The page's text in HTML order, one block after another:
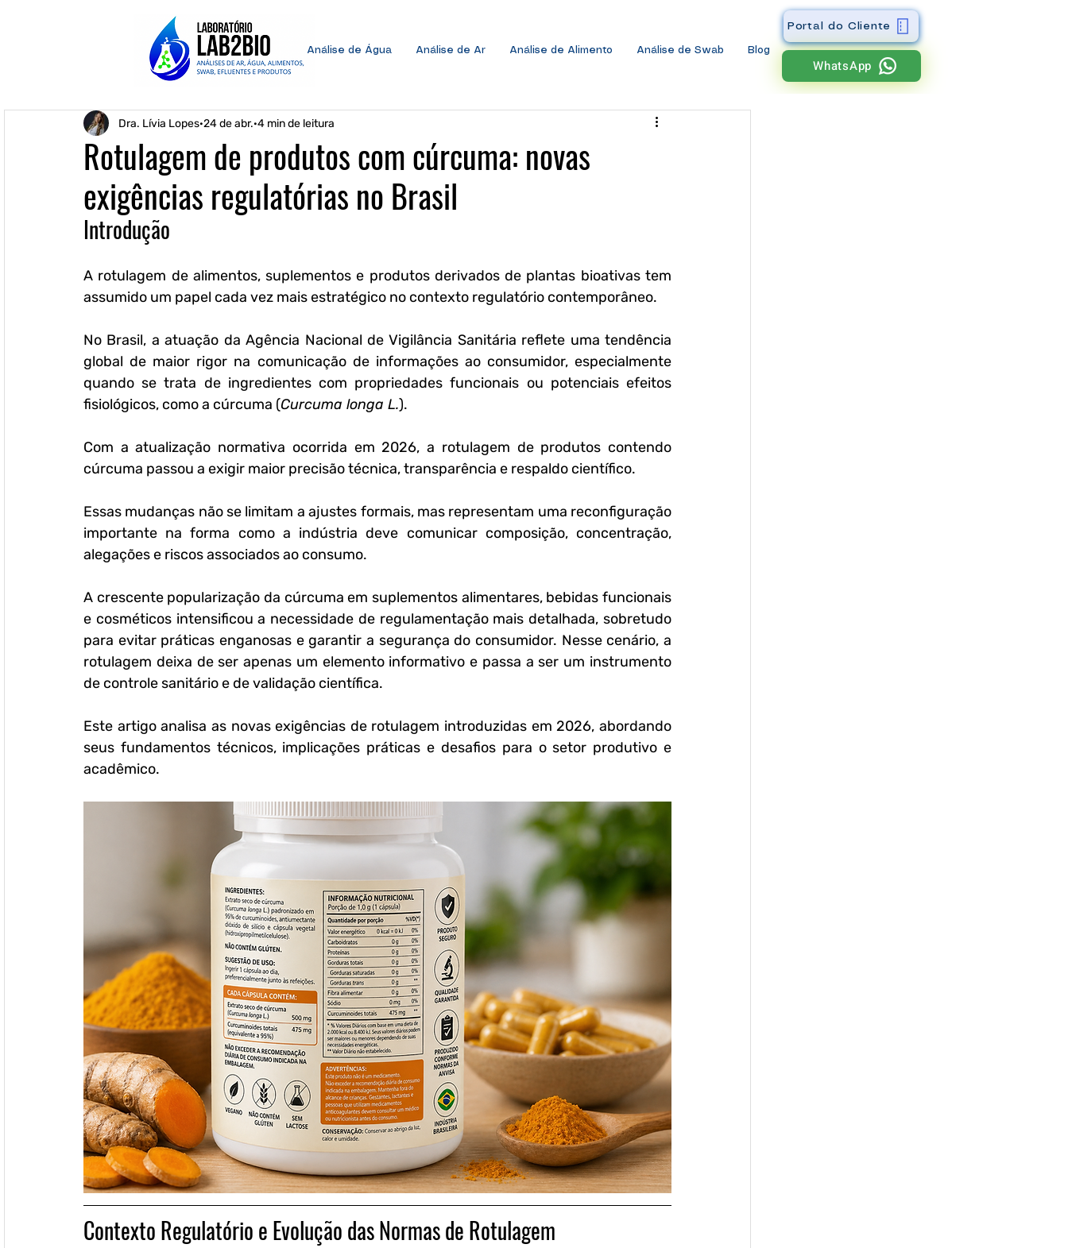
Análise de Água Análise de Ar Análise de Alimento Análise de Swab Blog
Portal do Cliente
WhatsApp
Rotulagem de produtos com cúrcuma: novas
exigências regulatórias no Brasil
Dra. Lívia Lopes 24 de abr. 4 min de leitura
Introdução
A rotulagem de alimentos, suplementos e produtos derivados de plantas bioativas tem
assumido um papel cada vez mais estratégico no contexto regulatório contemporâneo.
No Brasil, a atuação da Agência Nacional de Vigilância Sanitária reflete uma tendência
global de maior rigor na comunicação de informações ao consumidor, especialmente
quando se trata de ingredientes com propriedades funcionais ou potenciais efeitos
fisiológicos, como a cúrcuma (Curcuma longa L.).
Com a atualização normativa ocorrida em 2026, a rotulagem de produtos contendo
cúrcuma passou a exigir maior precisão técnica, transparência e respaldo científico.
Essas mudanças não se limitam a ajustes formais, mas representam uma reconfiguração
importante na forma como a indústria deve comunicar composição, concentração,
alegações e riscos associados ao consumo.
A crescente popularização da cúrcuma em suplementos alimentares, bebidas funcionais
e cosméticos intensificou a necessidade de regulamentação mais detalhada, sobretudo
para evitar práticas enganosas e garantir a segurança do consumidor. Nesse cenário, a
rotulagem deixa de ser apenas um elemento informativo e passa a ser um instrumento
de controle sanitário e de validação científica.
Este artigo analisa as novas exigências de rotulagem introduzidas em 2026, abordando
seus fundamentos técnicos, implicações práticas e desafios para o setor produtivo e
acadêmico.
Contexto Regulatório e Evolução das Normas de Rotulagem